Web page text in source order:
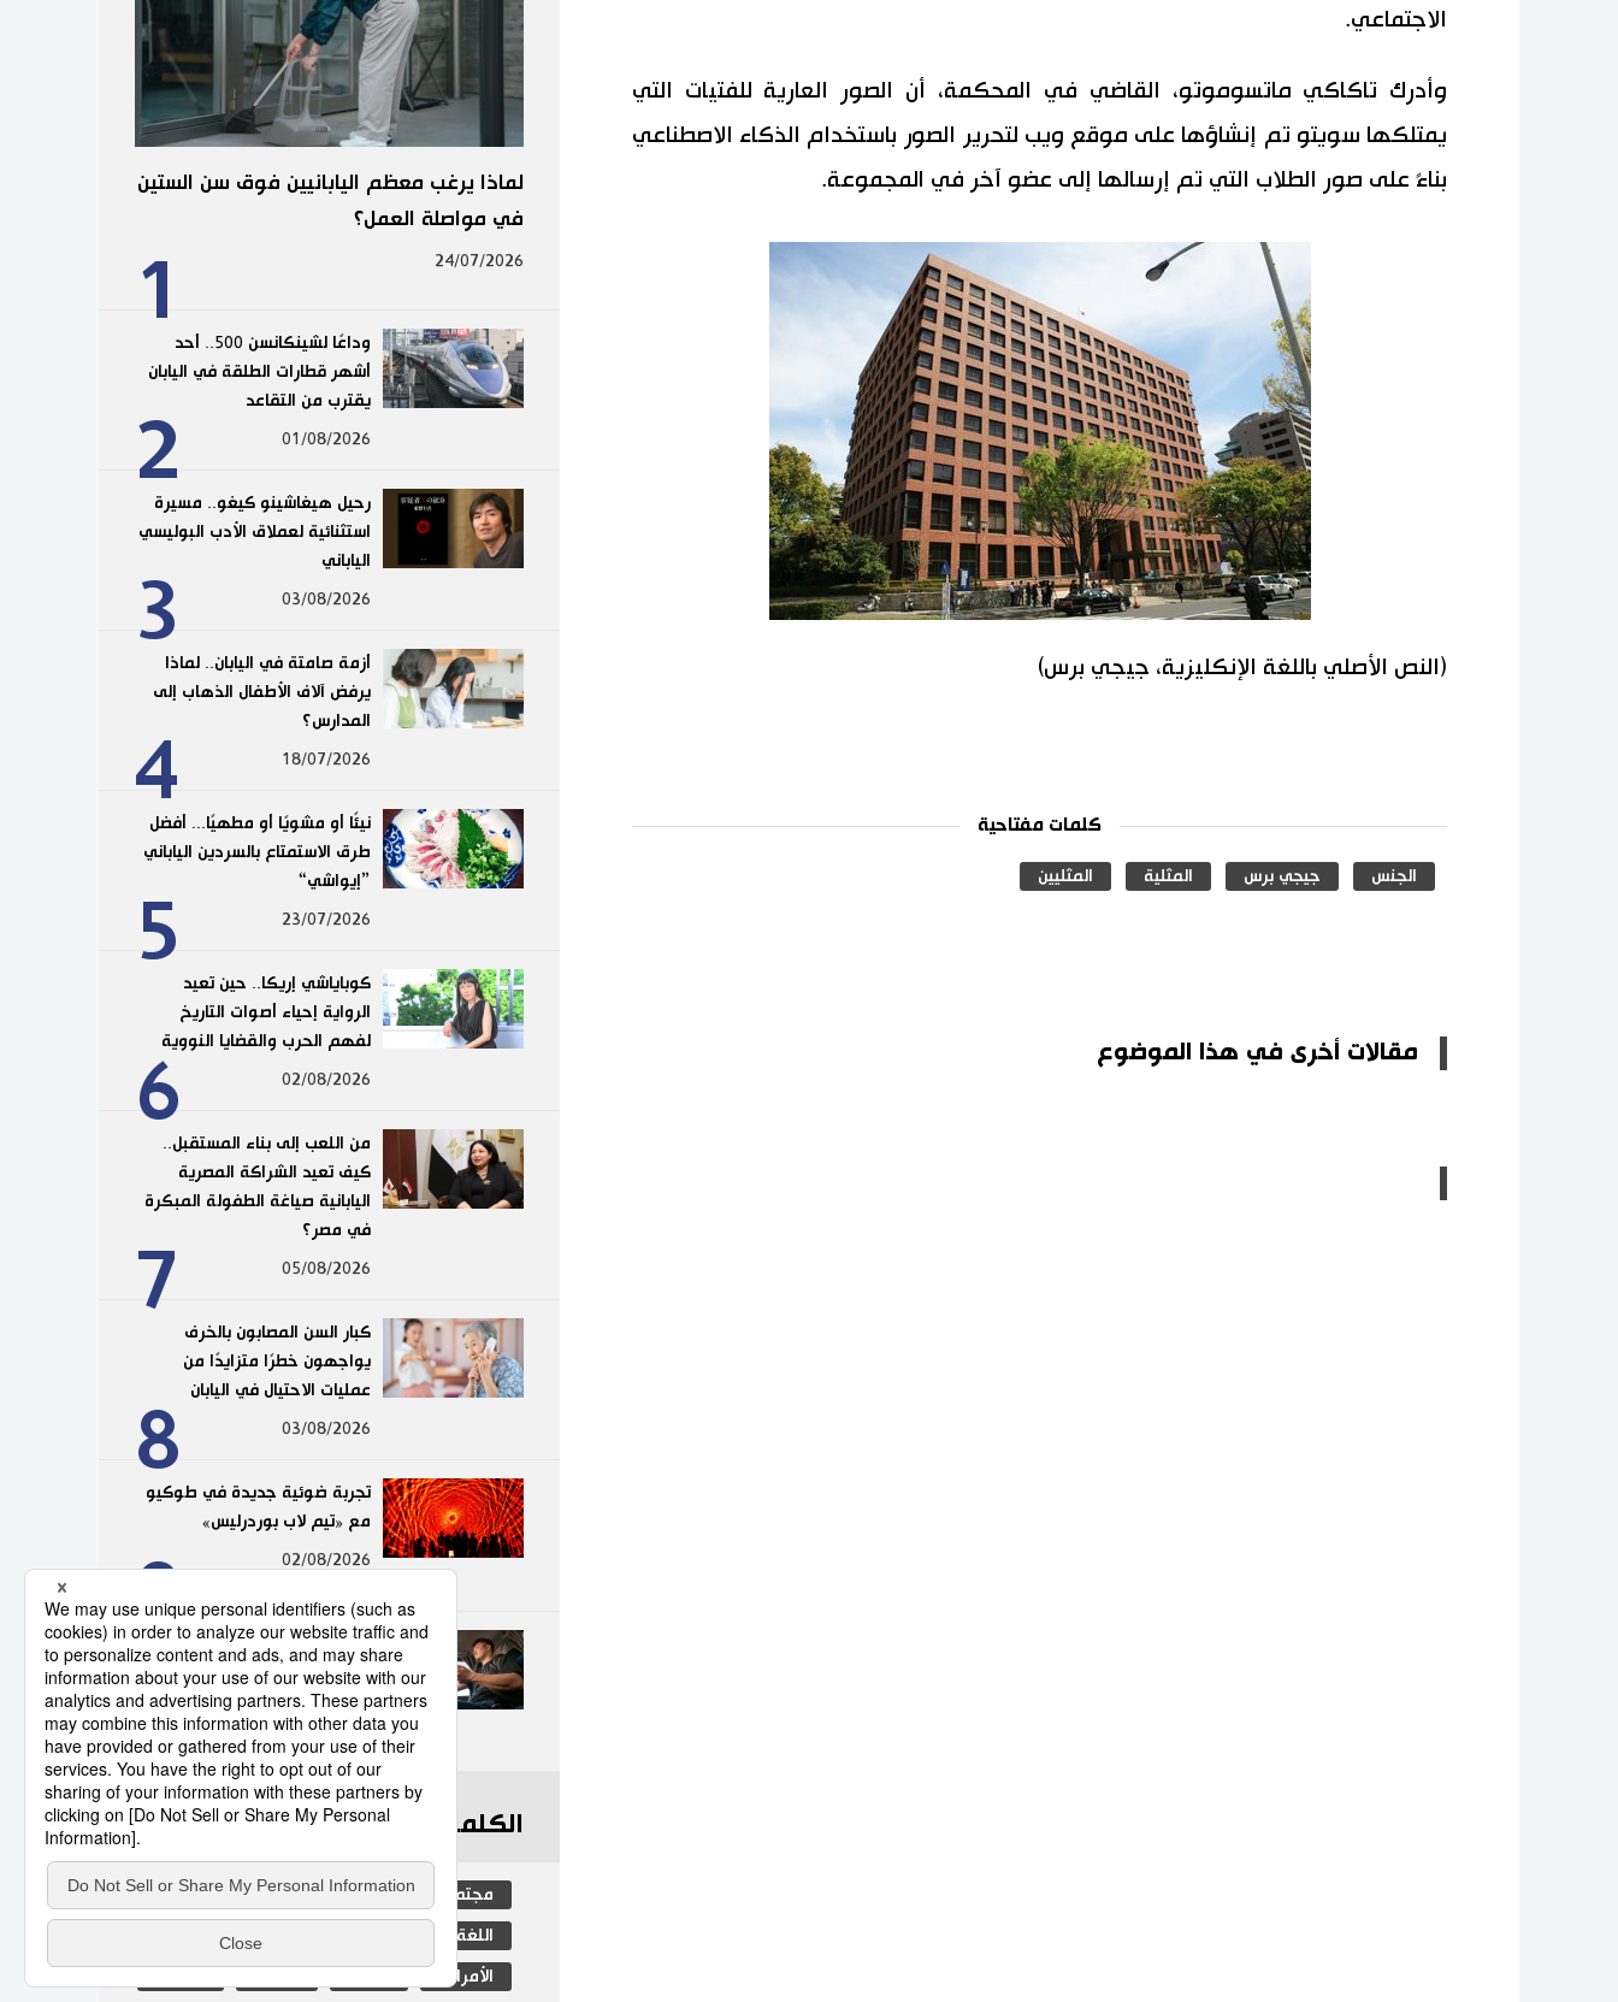
الاجتماعي.
وأدرك تاكاكي ماتسوموتو، القاضي في المحكمة، أن الصور العارية للفتيات التي
يمتلكها سويتو تم إنشاؤها على موقع ويب لتحرير الصور باستخدام الذكاء الاصطناعي
بناءً على صور الطلاب التي تم إرسالها إلى عضو آخر في المجموعة.
(النص الأصلي باللغة الإنكليزية، جيجي برس)
كلمات مفتاحية
الجنس جيجي برس المثلية المثليين
مقالات أخرى في هذا الموضوع
1
لماذا يرغب معظم اليابانيين فوق سن الستين
في مواصلة العمل؟
24/07/2026
2
وداعًا لشينكانسن 500.. أحد
أشهر قطارات الطلقة في اليابان
يقترب من التقاعد
01/08/2026
3
رحيل هيغاشينو كيغو.. مسيرة
استثنائية لعملاق الأدب البوليسي
الياباني
03/08/2026
4
أزمة صامتة في اليابان.. لماذا
يرفض آلاف الأطفال الذهاب إلى
المدارس؟
18/07/2026
5
نيئًا أو مشويًا أو مطهيًا... أفضل
طرق الاستمتاع بالسردين الياباني
”إيواشي“
23/07/2026
6
كوباياشي إريكا.. حين تعيد
الرواية إحياء أصوات التاريخ
لفهم الحرب والقضايا النووية
02/08/2026
7
من اللعب إلى بناء المستقبل..
كيف تعيد الشراكة المصرية
اليابانية صياغة الطفولة المبكرة
في مصر؟
05/08/2026
8
كبار السن المصابون بالخرف
يواجهون خطرًا متزايدًا من
عمليات الاحتيال في اليابان
03/08/2026
9
تجربة ضوئية جديدة في طوكيو
مع «تيم لاب بوردرليس»
02/08/2026
10
عدد قياسي لحوادث المرور
الناجمة عن استخدام الهواتف
الذكية في اليابان
10/07/2026
الكلمات الأكثر بحثا
مجتمع التعليم الياباني
اللغة اليابانية التعليم
الأمراض